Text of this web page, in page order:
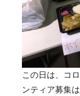
この日は、コ
ンティア募集